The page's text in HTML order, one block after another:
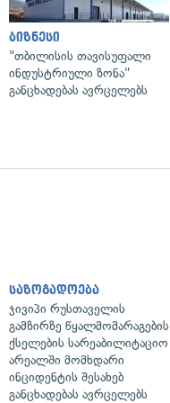
ბიზნესი
"თბილისის თავისუფალი
ინდუსტრიული ზონა"
განცხადებას ავრცელებს
საზოგადოება
ჯივიპი რუსთაველის
გამზირზე წყალმომარაგების
ქსელების სარეაბილიტაციო
არეალში მომხდარი
ინციდენტის შესახებ
განცხადებას ავრცელებს